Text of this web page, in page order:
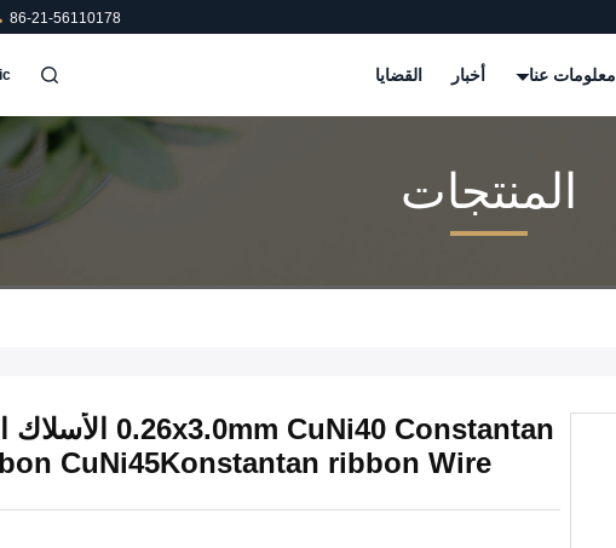
86-21-56110178
معلومات عنا أخبار القضايا
المنتجات
CuNi45Konstantan ribbon Wire